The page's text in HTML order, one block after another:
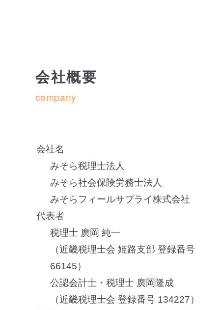
会社概要
company
会社名
みそら税理士法人
みそら社会保険労務士法人
みそらフィールサプライ株式会社
代表者
税理士 廣岡 純一
（近畿税理士会 姫路支部 登録番号
66145）
公認会計士・税理士 廣岡隆成
（近畿税理士会 登録番号 134227）